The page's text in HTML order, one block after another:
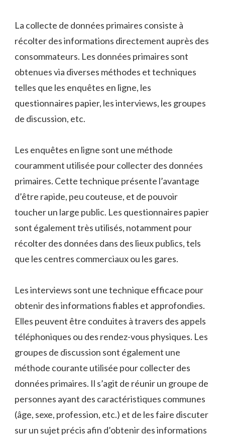
La collecte de données primaires consiste à
récolter des informations directement auprès des
consommateurs. Les données primaires sont
obtenues via diverses méthodes et techniques
telles que les enquêtes en ligne, les
questionnaires papier, les interviews, les groupes
de discussion, etc.
Les enquêtes en ligne sont une méthode
couramment utilisée pour collecter des données
primaires. Cette technique présente l’avantage
d’être rapide, peu couteuse, et de pouvoir
toucher un large public. Les questionnaires papier
sont également très utilisés, notamment pour
récolter des données dans des lieux publics, tels
que les centres commerciaux ou les gares.
Les interviews sont une technique efficace pour
obtenir des informations fiables et approfondies.
Elles peuvent être conduites à travers des appels
téléphoniques ou des rendez-vous physiques. Les
groupes de discussion sont également une
méthode courante utilisée pour collecter des
données primaires. Il s’agit de réunir un groupe de
personnes ayant des caractéristiques communes
(âge, sexe, profession, etc.) et de les faire discuter
sur un sujet précis afin d’obtenir des informations